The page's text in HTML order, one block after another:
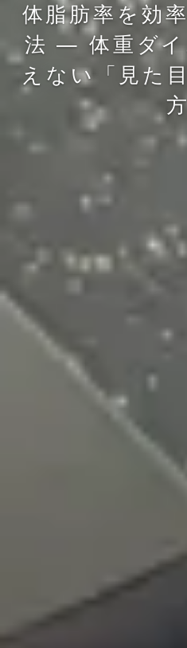
体脂肪率を効
法 — 体重ダイ
えない「見た